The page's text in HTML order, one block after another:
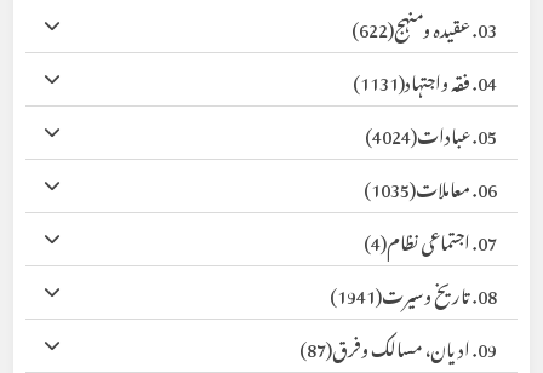
03. عقیدہ ومنہج
(622)
04. فقہ واجتہاد
(1131)
05. عبادات
(4024)
06. معاملات
(1035)
07. اجتماعی نظام
(4)
08. تاریخ وسیرت
(1941)
09. ادیان، مسالک وفرق
(87)